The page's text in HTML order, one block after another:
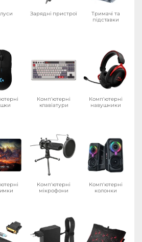
Зарядні пристрої
Тримачі та
підставки
Комп'ютерні
клавіатури
Комп'ютерні
навушники
Комп'ютерні
мікрофони
Комп'ютерні
колонки